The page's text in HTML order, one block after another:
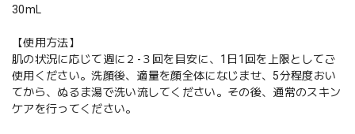
30mL
【使用方法】
肌の状況に応じて週に２-３回を目安に、1日1回を上限としてご
使用ください。洗顔後、適量を顔全体になじませ、5分程度おい
てから、ぬるま湯で洗い流してください。その後、通常のスキン
ケアを行ってください。